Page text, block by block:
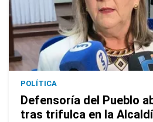
POLÍTICA
Defensoría del Pueblo
tras trifulca en la